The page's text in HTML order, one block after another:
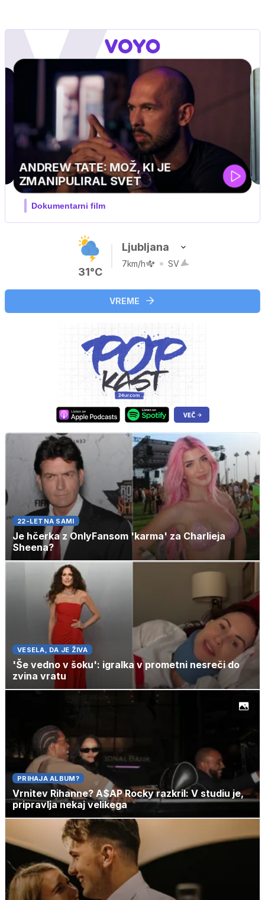
31°C
Ljubljana
7km/h SV
VREME
22-LETNA SAMI
Je hčerka z OnlyFansom 'karma' za Charlieja
Sheena?
VESELA, DA JE ŽIVA
'Še vedno v šoku': igralka v prometni nesreči do
zvina vratu
PRIHAJA ALBUM?
Vrnitev Rihanne? A$AP Rocky razkril: V studiu je,
pripravlja nekaj velikega